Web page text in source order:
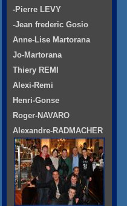
-Pierre LEVY
-Jean frederic Gosio
Anne-Lise Martorana
Jo-Martorana
Thiery REMI
Alexi-Remi
Henri-Gonse
Roger-NAVARO
Alexandre-RADMACHER